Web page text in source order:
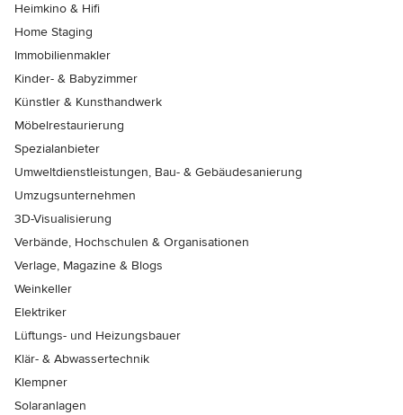
Heimkino & Hifi
Home Staging
Immobilienmakler
Kinder- & Babyzimmer
Künstler & Kunsthandwerk
Möbelrestaurierung
Spezialanbieter
Umweltdienstleistungen, Bau- & Gebäudesanierung
Umzugsunternehmen
3D-Visualisierung
Verbände, Hochschulen & Organisationen
Verlage, Magazine & Blogs
Weinkeller
Elektriker
Lüftungs- und Heizungsbauer
Klär- & Abwassertechnik
Klempner
Solaranlagen